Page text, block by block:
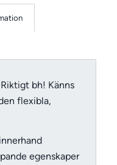
bh! Känns
flexibla,
egenskaper